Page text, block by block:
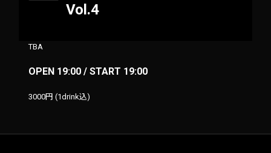
Vol.4
TBA
OPEN 19:00 / START 19:00
3000円 (1drink込)